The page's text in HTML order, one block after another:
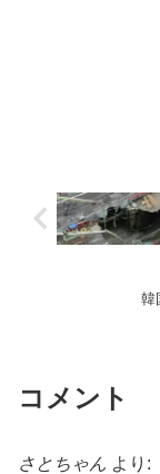
韓
コメント
さとちゃん より: